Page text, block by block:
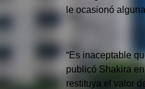
le ocasionó
“Es inaceptable
publicó Shakira
restituya el valor